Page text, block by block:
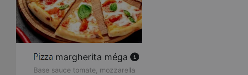
margherita méga
Base sauce tomate, mozzarella